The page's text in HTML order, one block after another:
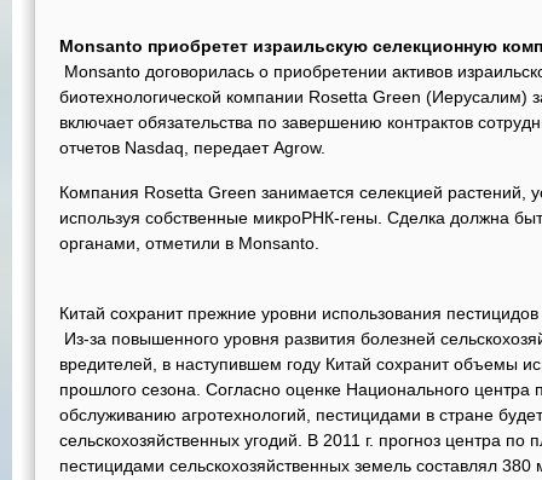
Monsanto приобретет израильскую селекционную
Monsanto договорилась о приобретении активов
биотехнологической компании Rosetta Green (Иерусалим)
включает обязательства по завершению контрактов
отчетов Nasdaq, передает Agrow.
Компания Rosetta Green занимается селекцией растений,
используя собственные микроРНК-гены. Сделка должна
органами, отметили в Monsanto.
Китай сохранит прежние уровни использования пестицидов
Из-за повышенного уровня развития болезней
вредителей, в наступившем году Китай сохранит объемы
прошлого сезона. Согласно оценке Национального
обслуживанию агротехнологий, пестицидами в стране
сельскохозяйственных угодий. В 2011 г. прогноз центра
пестицидами сельскохозяйственных земель составлял 380